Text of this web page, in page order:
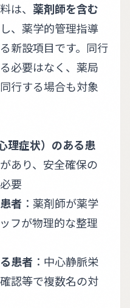
は、 薬剤師を含む
し、薬学的管理指導
新設項目です。同行
必要はなく、薬局
行する場合も対象
理症状）のある患
あり、安全確保の
要
者 ：薬剤師が薬学
フが物理的な整理
患者 ：中心静脈栄
認等で複数名の対